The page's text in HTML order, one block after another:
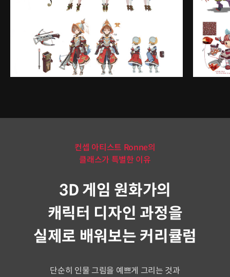
컨셉 아티스트 Ronne의
클래스가 특별한 이유
3D 게임 원화가의
캐릭터 디자인 과정을
실제로 배워보는 커리큘럼
단순히 인물 그림을 예쁘게 그리는 것과